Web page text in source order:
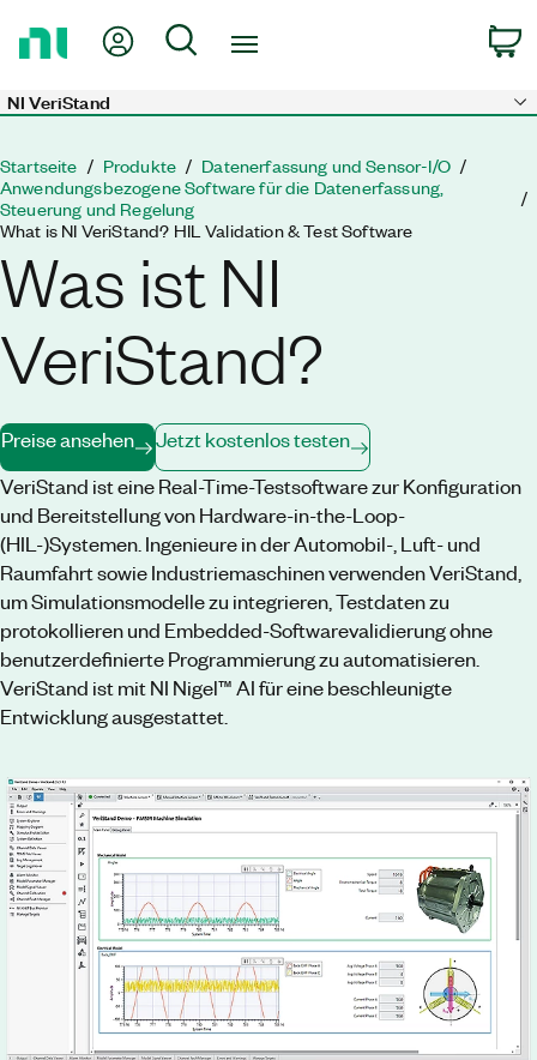
zur
Mein KontoSuche
Skip to main content
NI VeriStand
Startseite Produkte
Datenerfassung und Sensor-I/O
Anwendungsbezogene Software für die Datenerfassung,
Steuerung und Regelung
What is NI VeriStand? HIL Validation & Test Software
Was ist NI
VeriStand?
VeriStand ist eine Real-Time-Testsoftware zur Konfiguration
und Bereitstellung von Hardware-in-the-Loop-
(HIL-)Systemen. Ingenieure in der Automobil-, Luft- und
Raumfahrt sowie Industriemaschinen verwenden VeriStand,
um Simulationsmodelle zu integrieren, Testdaten zu
protokollieren und Embedded-Softwarevalidierung ohne
benutzerdefinierte Programmierung zu automatisieren.
VeriStand ist mit NI Nigel™ AI für eine beschleunigte
Entwicklung ausgestattet.
Preise ansehen Jetzt kostenlos testen